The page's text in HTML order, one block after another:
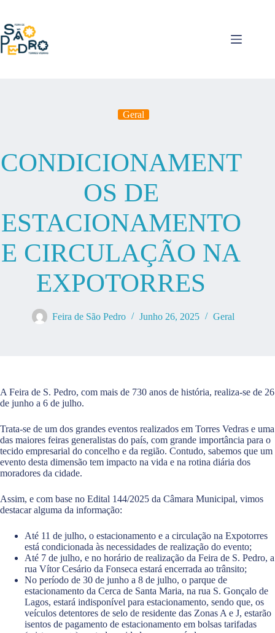
o
conteúdo
Geral
CONDICIONAMENT
OS DE
ESTACIONAMENTO
E CIRCULAÇÃO NA
EXPOTORRES
Feira de São Pedro Junho 26, 2025 Geral
A Feira de S. Pedro, com mais de 730 anos de história, realiza-se de 26
de junho a 6 de julho.
Trata-se de um dos grandes eventos realizados em Torres Vedras e uma
das maiores feiras generalistas do país, com grande importância para o
tecido empresarial do concelho e da região. Contudo, sabemos que um
evento desta dimensão tem impacto na vida e na rotina diária dos
moradores da cidade.
Assim, e com base no Edital 144/2025 da Câmara Municipal, vimos
destacar alguma da informação:
Até 11 de julho, o estacionamento e a circulação na Expotorres
está condicionada às necessidades de realização do evento;
Até 7 de julho, e no horário de realização da Feira de S. Pedro, a
rua Vítor Cesário da Fonseca estará encerrada ao trânsito;
No período de 30 de junho a 8 de julho, o parque de
estacionamento da Cerca de Santa Maria, na rua S. Gonçalo de
Lagos, estará indisponível para estacionamento, sendo que, os
veículos detentores de selo de residente das Zonas A e J, estarão
isentos de pagamento de estacionamento em bolsas tarifadas